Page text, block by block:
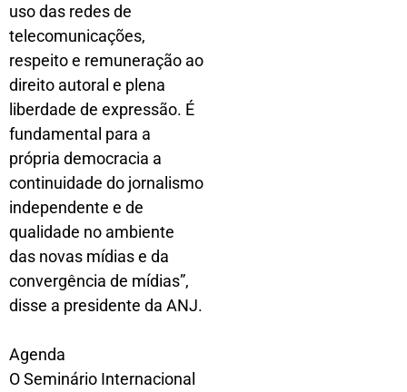
uso das redes de
telecomunicações,
respeito e remuneração ao
direito autoral e plena
liberdade de expressão. É
fundamental para a
própria democracia a
continuidade do jornalismo
independente e de
qualidade no ambiente
das novas mídias e da
convergência de mídias”,
disse a presidente da ANJ.
Agenda
O Seminário Internacional